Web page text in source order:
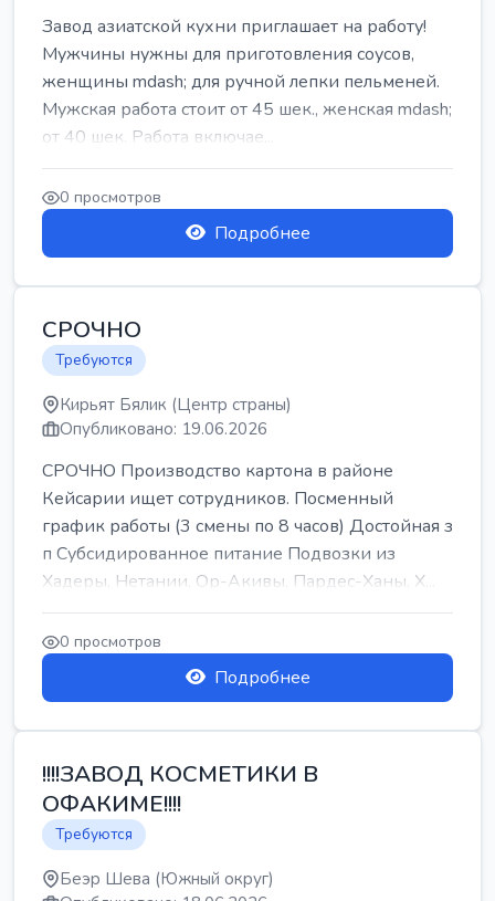
Завод азиатской кухни приглашает на работу!
Мужчины нужны для приготовления соусов,
женщины mdash; для ручной лепки пельменей.
Мужская работа стоит от 45 шек., женская mdash;
от 40 шек. Работа включае...
0 просмотров
Подробнее
СРОЧНО
Требуются
Кирьят Бялик (Центр страны)
Опубликовано: 19.06.2026
СРОЧНО Производство картона в районе
Кейсарии ищет сотрудников. Посменный
график работы (3 смены по 8 часов) Достойная з
п Субсидированное питание Подвозки из
Хадеры, Нетании, Ор-Акивы, Пардес-Ханы, Х...
0 просмотров
Подробнее
!!!!ЗАВОД КОСМЕТИКИ В
ОФАКИМЕ!!!!
Требуются
Беэр Шева (Южный округ)